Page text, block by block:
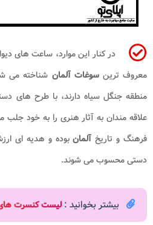
در کنار این موارد، ساعت های
معروف ترینسوغات آلمان شناخته می
منطقه جنگل سیاه دارند، با طرح های
علاقه مندان به آثار هنری را به خود جلب
فرهنگ و تاریخ آلمانبوده و هدیه ای
دستی محسوب می شوند.
بیشتر بخوانید : لیست کنسرت های